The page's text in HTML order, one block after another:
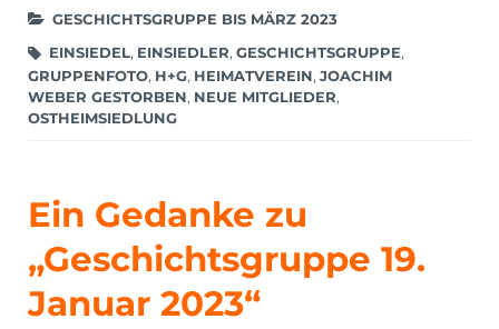
GESCHICHTSGRUPPE BIS MÄRZ 2023
EINSIEDEL, EINSIEDLER, GESCHICHTSGRUPPE,
GRUPPENFOTO, H+G, HEIMATVEREIN, JOACHIM
WEBER GESTORBEN, NEUE MITGLIEDER,
OSTHEIMSIEDLUNG
Ein Gedanke zu
„Geschichtsgruppe 19.
Januar 2023“